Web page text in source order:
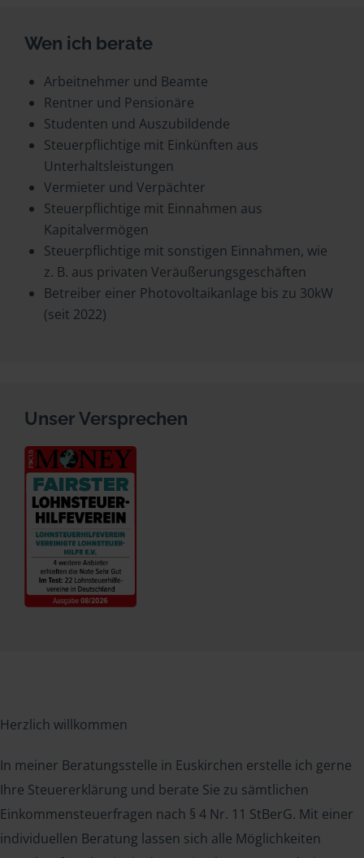
Wen ich berate
Arbeitnehmer und Beamte
Rentner und Pensionäre
Studenten und Auszubildende
Steuerpflichtige mit Einkünften aus
Unterhaltsleistungen
Vermieter und Verpächter
Steuerpflichtige mit Einnahmen aus
Kapitalvermögen
Steuerpflichtige mit sonstigen Einnahmen, wie
z. B. aus privaten Veräußerungsgeschäften
Betreiber einer Photovoltaikanlage bis zu 30kW
(seit 2022)
Unser Versprechen
Herzlich willkommen
In meiner Beratungsstelle in Euskirchen erstelle ich gerne
Ihre Steuererklärung und berate Sie zu sämtlichen
Einkommensteuerfragen nach § 4 Nr. 11 StBerG. Mit einer
individuellen Beratung lassen sich alle Möglichkeiten